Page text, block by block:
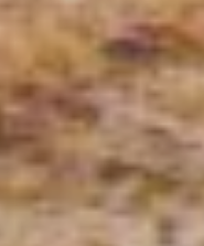
Recevez notre
boîte mail, en
Nom
Prénom